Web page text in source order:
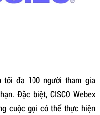
tối đa 100 người tham gia
Đặc biệt, CISCO Webex
cuộc gọi có thể thực hiện